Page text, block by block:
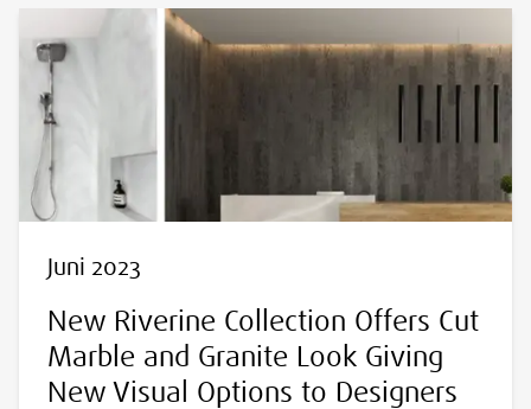
Juni 2023
New Riverine Collection Offers Cut
Marble and Granite Look Giving
New Visual Options to Designers